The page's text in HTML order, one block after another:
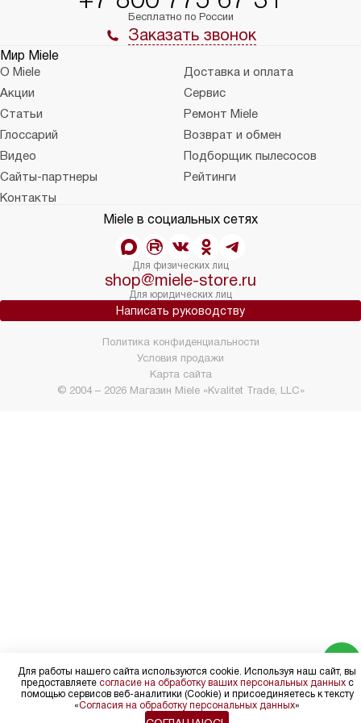
Бесплатно по России
Заказать звонок
Мир Miele
О Miele
Доставка и оплата
Акции
Сервис
Статьи
Ремонт Miele
Глоссарий
Возврат и обмен
Видео
Подборщик пылесосов
Сайты-партнеры
Рейтинги
Контакты
Miele в социальных сетях
Для физических лиц
shop@miele-store.ru
Для юридических лиц
Написать руководству
© 2004 – 2026 Магазин Miele «Kvalitet Trade, LLC»
Политика конфиденциальности
Условия продажи
Карта сайта
Для работы нашего сайта используются cookie. Используя наш сайт, вы
предоставляете согласие на обработку ваших персональных данныхс
помощью сервисов веб-аналитики (Cookie) и присоединяетесь к тексту
«Согласия на обработку персональных данных»